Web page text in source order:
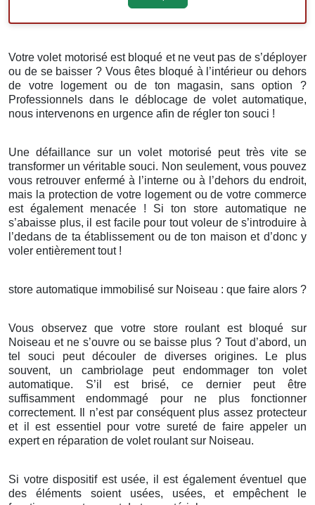
Votre volet motorisé est bloqué et ne veut pas de s’déployer
ou de se baisser ? Vous êtes bloqué à l’intérieur ou dehors
de votre logement ou de ton magasin, sans option ?
Professionnels dans le déblocage de volet automatique,
nous intervenons en urgence afin de régler ton souci !
Une défaillance sur un volet motorisé peut très vite se
transformer un véritable souci. Non seulement, vous pouvez
vous retrouver enfermé à l’interne ou à l’dehors du endroit,
mais la protection de votre logement ou de votre commerce
est également menacée ! Si ton store automatique ne
s’abaisse plus, il est facile pour tout voleur de s’introduire à
l’dedans de ta établissement ou de ton maison et d’donc y
voler entièrement tout !
store automatique immobilisé sur Noiseau : que faire alors ?
Vous observez que votre store roulant est bloqué sur
Noiseau et ne s’ouvre ou se baisse plus ? Tout d’abord, un
tel souci peut découler de diverses origines. Le plus
souvent, un cambriolage peut endommager ton volet
automatique. S’il est brisé, ce dernier peut être
suffisamment endommagé pour ne plus fonctionner
correctement. Il n’est par conséquent plus assez protecteur
et il est essentiel pour votre sureté de faire appeler un
expert en réparation de volet roulant sur Noiseau.
Si votre dispositif est usée, il est également éventuel que
des éléments soient usées, usées, et empêchent le